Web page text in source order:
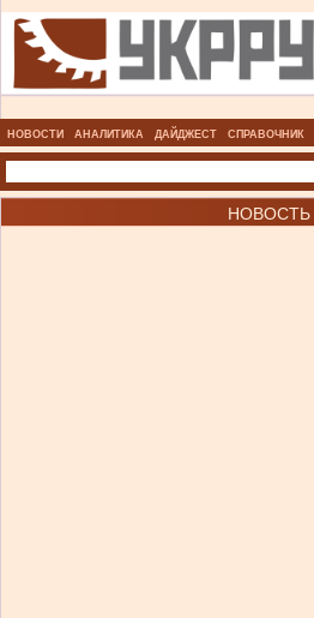
НОВОСТИ АНАЛИТИКА ДАЙДЖЕСТ СПРАВОЧНИК
НОВОСТЬ